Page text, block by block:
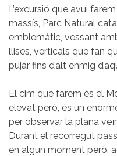
L’excursió que avui
massís, Parc Natural
emblemàtic, vessant
llises, verticals que fan
pujar fins d’alt enmig
El cim que farem és el
elevat però, és un
per observar la plana
Durant el recorregut
en algun moment però,